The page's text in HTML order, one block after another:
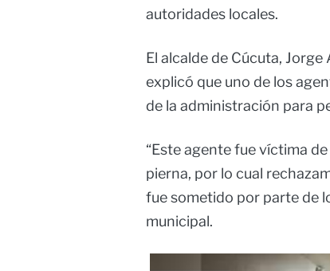
autoridades locales.
El alcalde de Cúcuta, Jorge
explicó que uno de los
de la administración para
“Este agente fue víctima
pierna, por lo cual
fue sometido por parte de
municipal.